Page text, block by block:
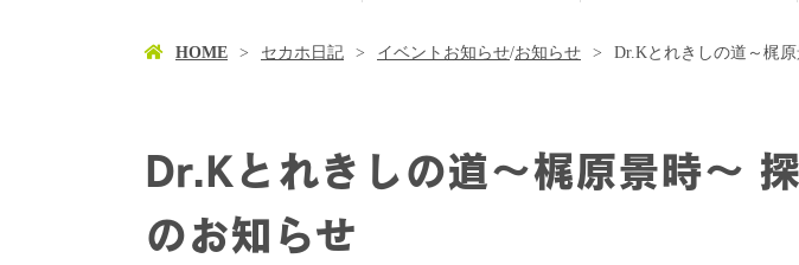
HOME セカホ日記 イベントお知らせ/お知らせ Dr.Kとれきしの道～梶
Dr.Kとれきしの道～梶原景時～
のお知らせ